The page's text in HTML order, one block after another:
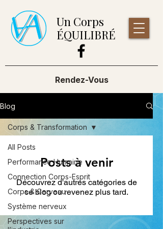
Un Corps
ÉQUILIBRÉ
Rendez-Vous
Blog
All Posts
Performance Humaine
Connection Corps-Esprit
Corps & Cerveau
Système nerveux
Perspectives sur
Corps & Transformation
Posts à venir
Découvrez d'autres catégories de
ce blog ou revenez plus tard.